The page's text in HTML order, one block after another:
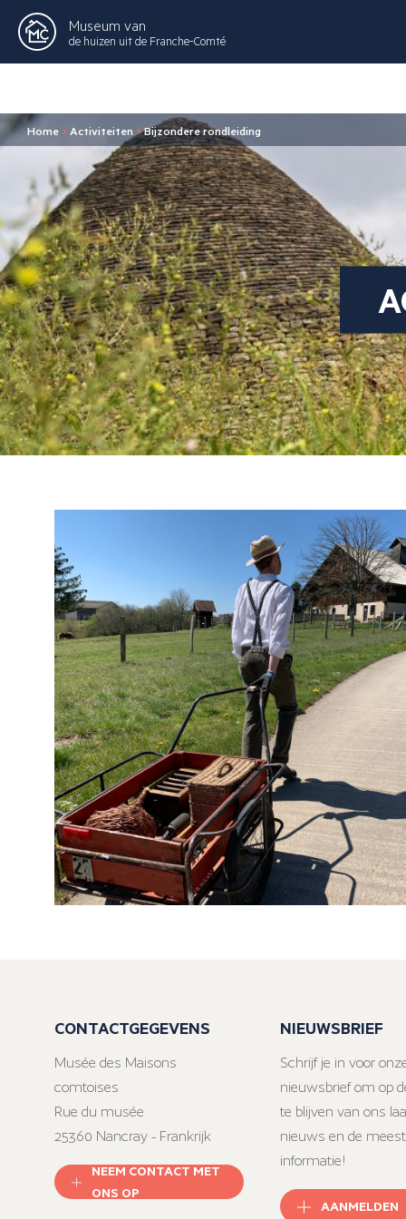
Museum van
de huizen uit de Franche-Comté
Home > Activiteiten >Bijzondere rondleiding
CONTACTGEGEVENS
Musée des Maisons
comtoises
Rue du musée
25360 Nancray - Frankrijk
NEEM CONTACT MET
ONS OP
NIEUWSBRIEF
Schrijf je in voor
nieuwsbrief om op
te blijven van ons
nieuws en de
informatie!
AANMELDEN